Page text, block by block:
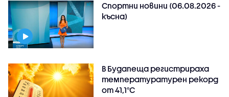
Спортни новини (06.08.2026 -
късна)
В Будапеща регистрираха
температуратурен рекорд
от 41,1°C